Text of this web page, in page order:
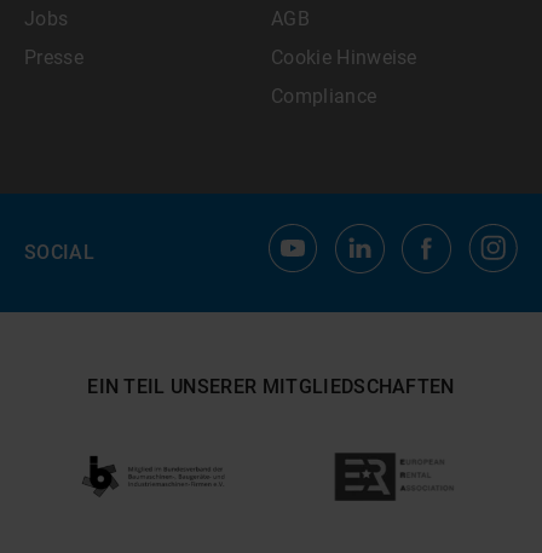
Jobs
Presse
AGB
Cookie Hinweise
Compliance
SOCIAL
EIN TEIL UNSERER MITGLIEDSCHAFTEN